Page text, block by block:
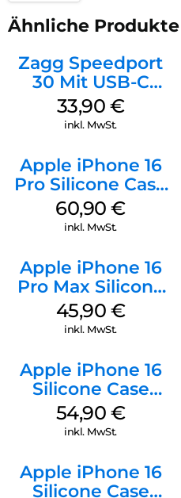
Ähnliche Produkte
Zagg Speedport
30 Mit USB-C
Kabel Weiß
33,90 €
inkl. MwSt.
Apple iPhone 16
Pro Silicone Case
MagSafe Stone
Gray
60,90€
inkl. MwSt.
Apple iPhone 16
Pro Max Silicone
Case MagSafe
Ultramarine
45,90 €
inkl. MwSt.
Apple iPhone 16
Silicone Case
MagSafe Lake
Green
54,90 €
inkl. MwSt.
Apple iPhone 16
Silicone Case